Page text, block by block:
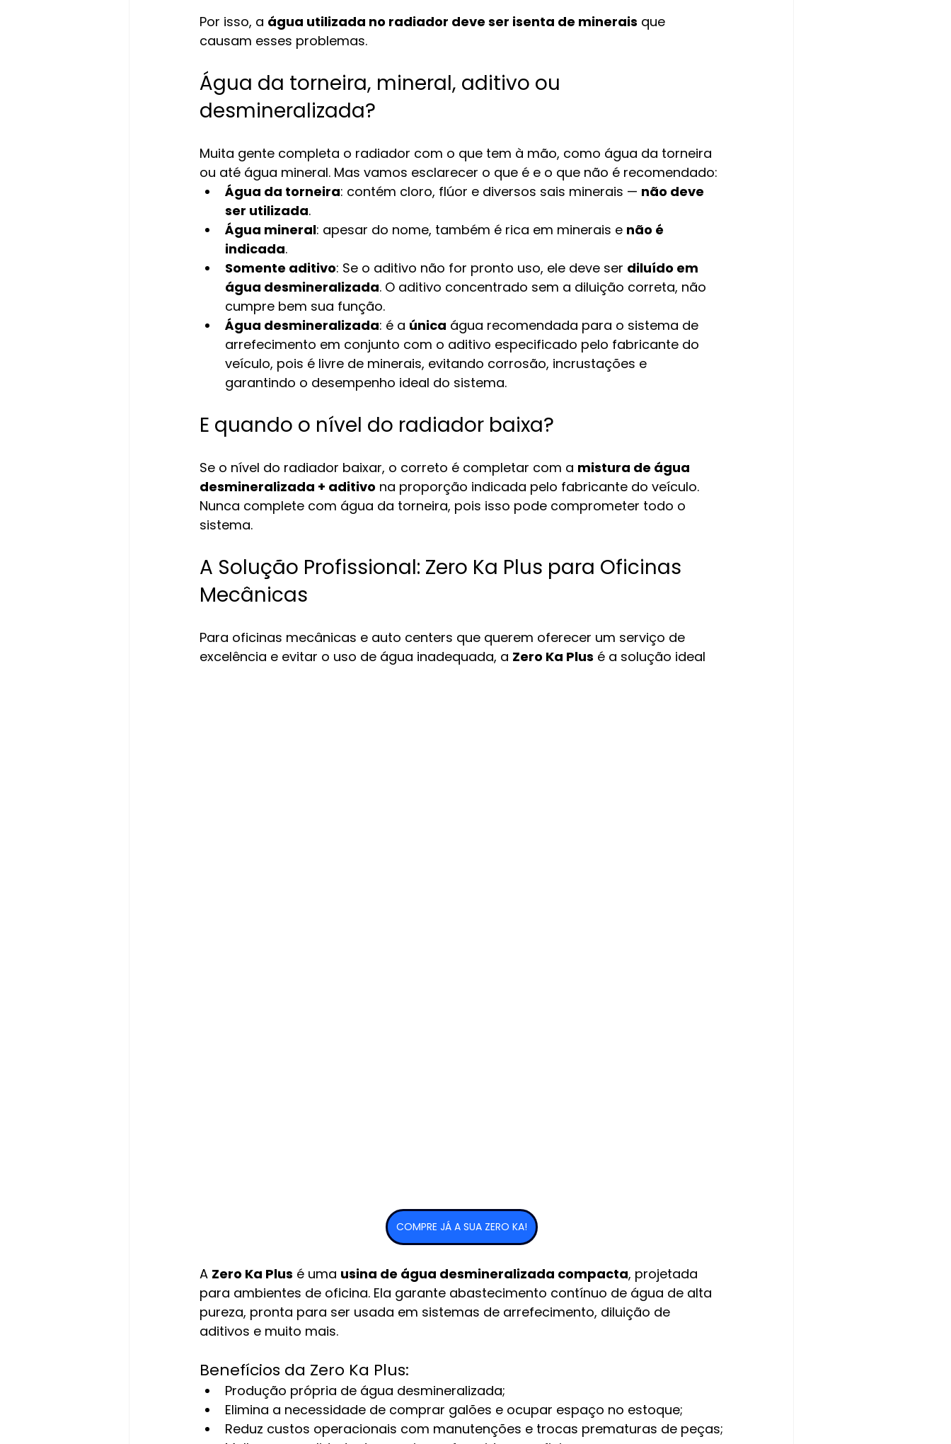
Por isso, a água utilizada no radiador deve ser isenta de minerais que
causam esses problemas.
Água da torneira, mineral, aditivo ou
desmineralizada?
Muita gente completa o radiador com o que tem à mão, como água da torneira
ou até água mineral. Mas vamos esclarecer o que é e o que não é recomendado:
Água da torneira: contém cloro, flúor e diversos sais minerais — não deve
ser utilizada.
Água mineral: apesar do nome, também é rica em minerais e não é
indicada.
Somente aditivo: Se o aditivo não for pronto uso, ele deve ser diluído em
água desmineralizada. O aditivo concentrado sem a diluição correta, não
cumpre bem sua função.
Água desmineralizada: é a única água recomendada para o sistema de
arrefecimento em conjunto com o aditivo especificado pelo fabricante do
veículo, pois é livre de minerais, evitando corrosão, incrustações e
garantindo o desempenho ideal do sistema.
E quando o nível do radiador baixa?
Se o nível do radiador baixar, o correto é completar com a mistura de água
desmineralizada + aditivo na proporção indicada pelo fabricante do veículo.
Nunca complete com água da torneira, pois isso pode comprometer todo o
sistema.
A Solução Profissional: Zero Ka Plus para Oficinas
Mecânicas
Para oficinas mecânicas e auto centers que querem oferecer um serviço de
excelência e evitar o uso de água inadequada, a Zero Ka Plus é a solução ideal
COMPRE JÁ A SUA ZERO KA!
A Zero Ka Plus é uma usina de água desmineralizada compacta, projetada
para ambientes de oficina. Ela garante abastecimento contínuo de água de alta
pureza, pronta para ser usada em sistemas de arrefecimento, diluição de
aditivos e muito mais.
Benefícios da Zero Ka Plus:
Produção própria de água desmineralizada;
Elimina a necessidade de comprar galões e ocupar espaço no estoque;
Reduz custos operacionais com manutenções e trocas prematuras de peças;